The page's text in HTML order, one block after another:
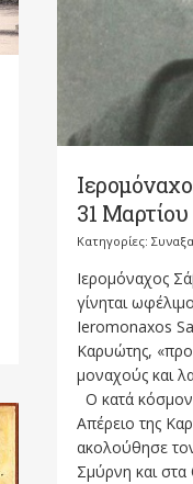
31 Μαρτίου
Κατηγορίες:
Ιερομόναχος
γίνηται
Ieromonaxos
Καρυώτης,
μοναχούς και
Ο κατά
Απέρειο της
ακολούθησε
Σμύρνη και